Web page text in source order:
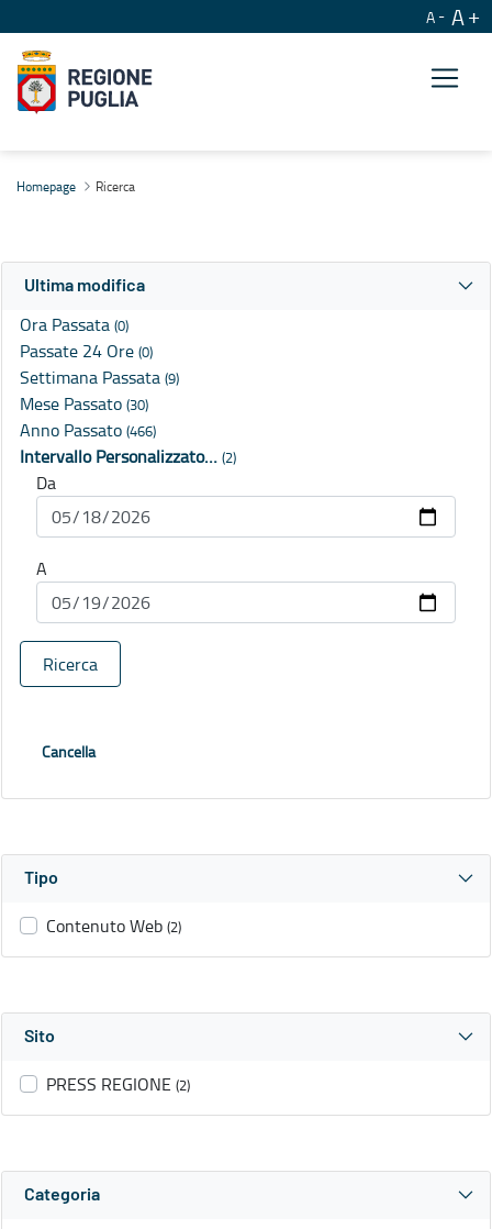
A A
Homepage Ricerca
Ultima modifica
Ora Passata (0)
Passate 24 Ore (0)
Settimana Passata (9)
Mese Passato (30)
Anno Passato (466)
Intervallo Personalizzato… (2)
Da
A
Ricerca
Cancella
Tipo
Contenuto Web (2)
Sito
PRESS REGIONE (2)
Categoria